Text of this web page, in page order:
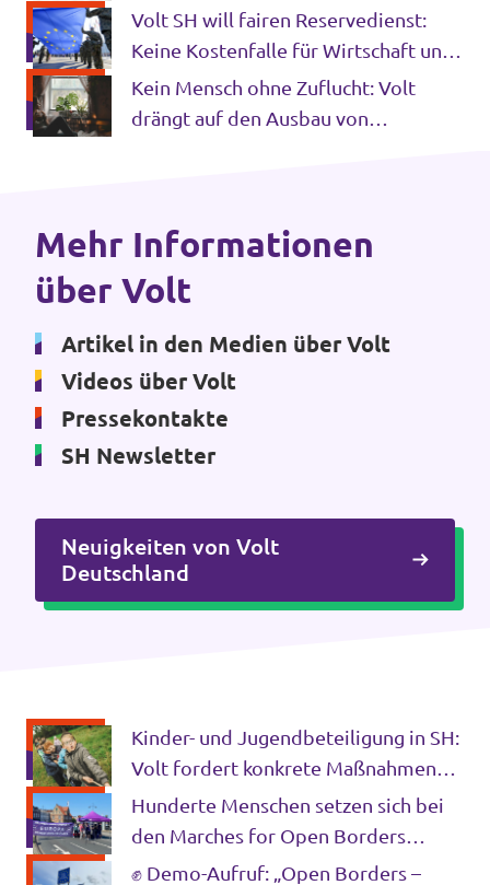
Impressum
Volt SH will fairen Reservedienst:
Keine Kostenfalle für Wirtschaft und
Engagierte
Kein Mensch ohne Zuflucht: Volt
drängt auf den Ausbau von
Kinder- und Jugendbeteiligung in SH:
Volt fordert konkrete Maßnahmen
statt vager Absichtserklärungen
Hunderte Menschen setzen sich bei
den Marches for Open Borders
gegen Grenzkontrollen in Europa ein
✊ Demo-Aufruf: „Open Borders –
Mehr Informationen
über Volt
Artikel in den Medien über Volt
Videos über Volt
Pressekontakte
SH Newsletter
Neuigkeiten von Volt
Deutschland